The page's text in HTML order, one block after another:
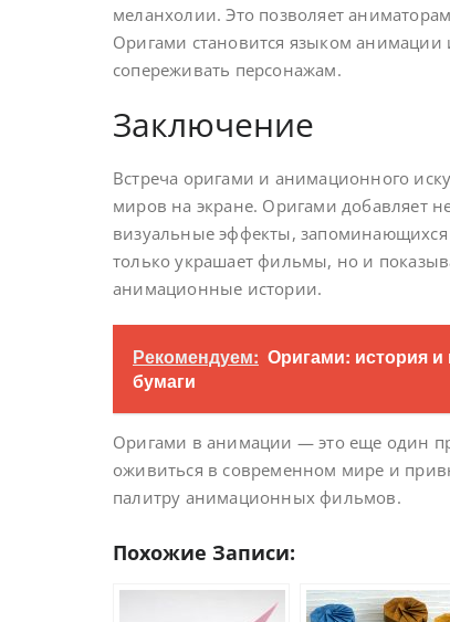
меланхолии. Это позволяет
Оригами становится языком анимации
сопереживать персонажам.
Заключение
Встреча оригами и анимационного
миров на экране. Оригами добавляет
визуальные эффекты, запоминающихся
только украшает фильмы, но и
анимационные истории.
Рекомендуем: Оригами: история
бумаги
Оригами в анимации — это еще один
оживиться в современном мире и
палитру анимационных фильмов.
Похожие Записи: